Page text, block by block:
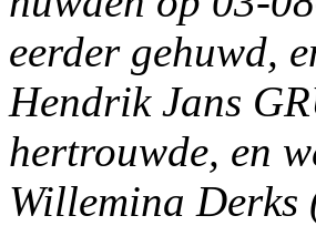
eerder gehuwd,
Hendrik Jans
hertrouwde, en
Willemina